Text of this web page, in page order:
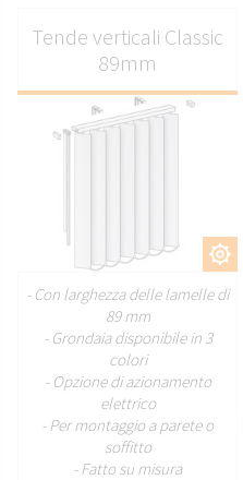
PERSONALIZZARE
Tende verticali Classic
89mm
- Con larghezza delle lamelle di
89 mm
- Grondaia disponibile in 3
colori
- Opzione di azionamento
elettrico
- Per montaggio a parete o
soffitto
- Fatto su misura